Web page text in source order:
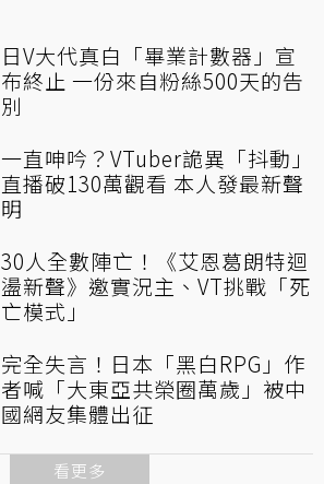
日V大代真白「畢業計數器」宣
布終止 一份來自粉絲500天的告
別
一直呻吟？VTuber詭異「抖動」
直播破130萬觀看 本人發最新聲
明
30人全數陣亡！《艾恩葛朗特迴
盪新聲》邀實況主、VT挑戰「死
亡模式」
完全失言！日本「黑白RPG」作
者喊「大東亞共榮圈萬歲」被中
國網友集體出征
看更多